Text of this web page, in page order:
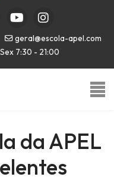
geral@escola-apel.com
7:30 - 21:00
da APEL